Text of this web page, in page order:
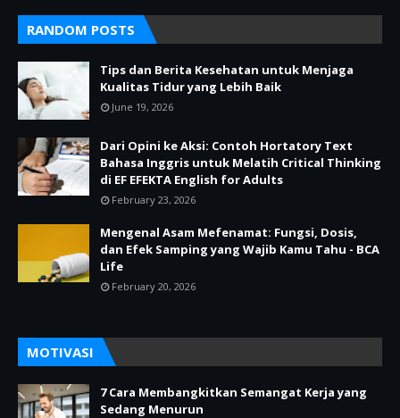
RANDOM POSTS
Tips dan Berita Kesehatan untuk Menjaga
Kualitas Tidur yang Lebih Baik
June 19, 2026
Dari Opini ke Aksi: Contoh Hortatory Text
Bahasa Inggris untuk Melatih Critical Thinking
di EF EFEKTA English for Adults
February 23, 2026
Mengenal Asam Mefenamat: Fungsi, Dosis,
dan Efek Samping yang Wajib Kamu Tahu - BCA
Life
February 20, 2026
MOTIVASI
7 Cara Membangkitkan Semangat Kerja yang
Sedang Menurun